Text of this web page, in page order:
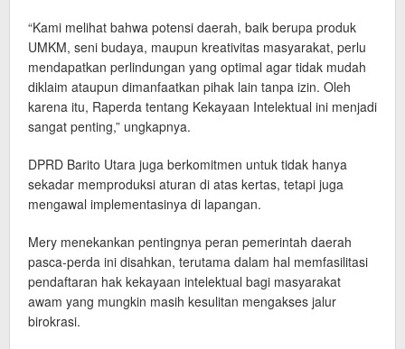
“Kami melihat bahwa potensi daerah, baik berupa produk
UMKM, seni budaya, maupun kreativitas masyarakat, perlu
mendapatkan perlindungan yang optimal agar tidak mudah
diklaim ataupun dimanfaatkan pihak lain tanpa izin. Oleh
karena itu, Raperda tentang Kekayaan Intelektual ini menjadi
sangat penting,” ungkapnya.
DPRD Barito Utara juga berkomitmen untuk tidak hanya
sekadar memproduksi aturan di atas kertas, tetapi juga
mengawal implementasinya di lapangan.
Mery menekankan pentingnya peran pemerintah daerah
pasca-perda ini disahkan, terutama dalam hal memfasilitasi
pendaftaran hak kekayaan intelektual bagi masyarakat
awam yang mungkin masih kesulitan mengakses jalur
birokrasi.